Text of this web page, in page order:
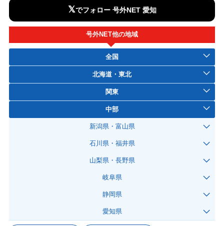
𝕏でフォロー 号外NET 愛知
号外NET他の地域
全国
北海道・東北
関東
中部
新潟県・富山県
石川県・福井県
山梨県・長野県
岐阜県
静岡県
愛知県